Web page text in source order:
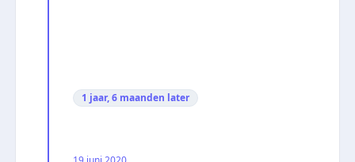
1 jaar, 6 maanden later